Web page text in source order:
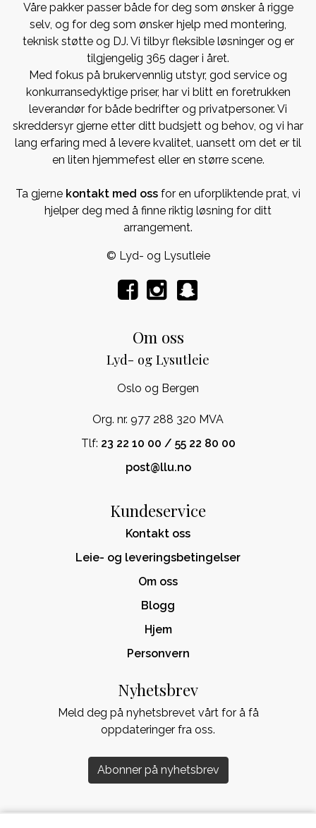
Våre pakker passer både for deg som ønsker å rigge
selv, og for deg som ønsker hjelp med montering,
teknisk støtte og DJ. Vi tilbyr fleksible løsninger og er
tilgjengelig 365 dager i året.
Med fokus på brukervennlig utstyr, god service og
konkurransedyktige priser, har vi blitt en foretrukken
leverandør for både bedrifter og privatpersoner. Vi
skreddersyr gjerne etter ditt budsjett og behov, og vi har
lang erfaring med å levere kvalitet, uansett om det er til
en liten hjemmefest eller en større scene.
Ta gjerne kontakt med oss for en uforpliktende prat, vi
hjelper deg med å finne riktig løsning for ditt
arrangement.
© Lyd- og Lysutleie
Om oss
Lyd- og Lysutleie
Oslo og Bergen
Org. nr. 977 288 320 MVA
Tlf: 23 22 10 00 / 55 22 80 00
post@llu.no
Kundeservice
Kontakt oss
Leie- og leveringsbetingelser
Om oss
Blogg
Hjem
Personvern
Nyhetsbrev
Meld deg på nyhetsbrevet vårt for å få
oppdateringer fra oss.
Abonner på nyhetsbrev